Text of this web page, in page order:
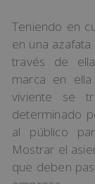
Teniendo en
en una
través de
marca en
viviente se
determinado
al público
Mostrar el
que deben